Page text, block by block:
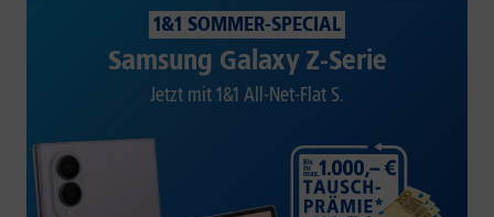
1&1 SOMMER-SPECIAL
Samsung Galaxy Z-Serie
Jetzt mit 1&1 All-Net-Flat S.